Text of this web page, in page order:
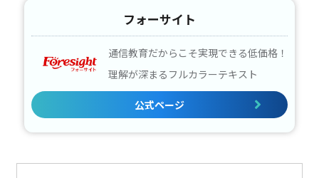
フォーサイト
通信教育だからこそ実現できる低価格！
理解が深まるフルカラーテキスト
公式ページ